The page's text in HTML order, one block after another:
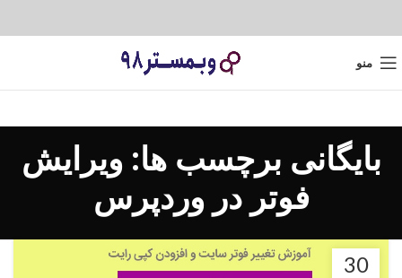
منو
بایگانی برچسب ها: ویرایش
فوتر در وردپرس
30